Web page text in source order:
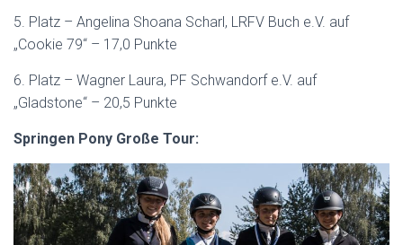
5. Platz – Angelina Shoana Scharl, LRFV Buch e.V. auf
„Cookie 79“ – 17,0 Punkte
6. Platz – Wagner Laura, PF Schwandorf e.V. auf
„Gladstone“ – 20,5 Punkte
Springen Pony Große Tour: